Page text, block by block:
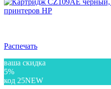
Распечать
ваша скидка
5%
код 25NEW